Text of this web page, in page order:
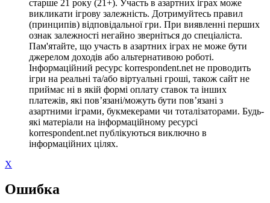
старше 21 року (21+). Участь в азартних іграх може
викликати ігрову залежність. Дотримуйтесь правил
(принципів) відповідальної гри. При виявленні перших
ознак залежності негайно зверніться до спеціаліста.
Пам'ятайте, що участь в азартних іграх не може бути
джерелом доходів або альтернативою роботі.
Інформаційний ресурс korrespondent.net не проводить
ігри на реальні та/або віртуальні гроші, також сайт не
приймає ні в якій формі оплату ставок та інших
платежів, які пов’язані/можуть бути пов’язані з
азартними іграми, букмекерами чи тоталізаторами. Будь-
які матеріали на інформаційному ресурсі
korrespondent.net публікуються виключно в
інформаційних цілях.
X
Ошибка